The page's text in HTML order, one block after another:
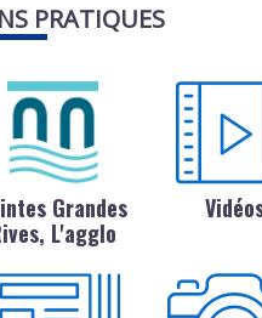
PRATIQUES
Grandes
L'agglo